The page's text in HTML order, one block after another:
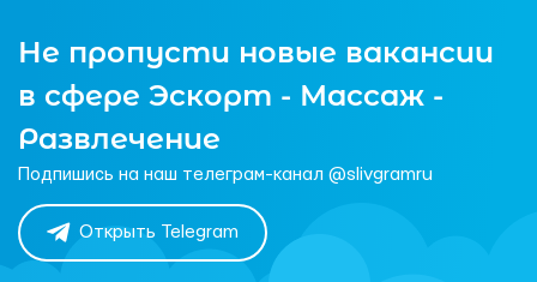
Не пропусти новые вакансии
в сфере Эскорт - Массаж -
Развлечение
Подпишись на наш телеграм-канал @slivgramru
Открыть Telegram